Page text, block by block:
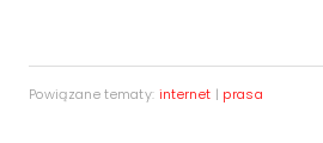
Powiązane tematy: internet | prasa